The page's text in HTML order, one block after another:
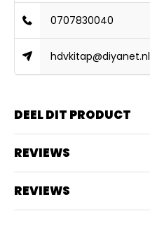
0707830040
hdvkitap@diyanet.nl
DEEL DIT PRODUCT
REVIEWS
REVIEWS